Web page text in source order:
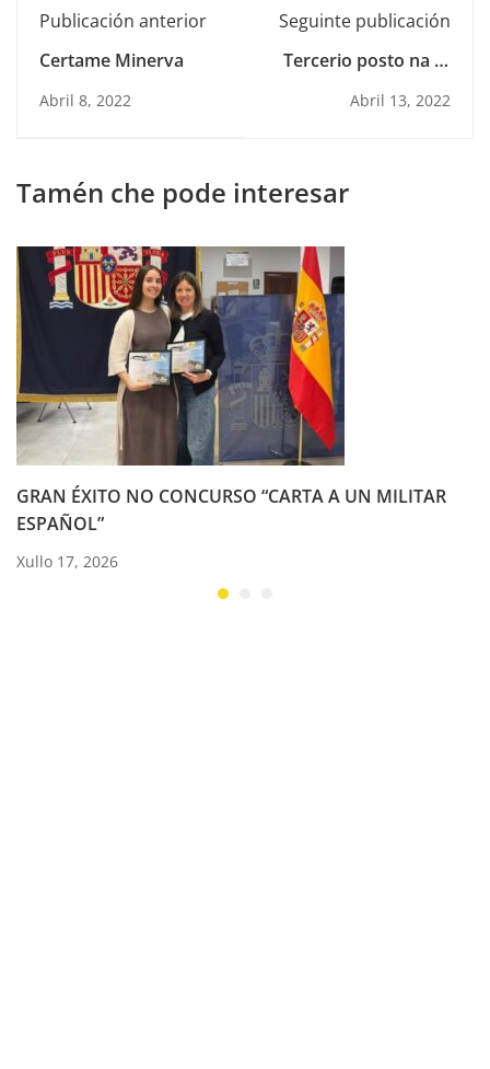
Publicación anterior
Certame Minerva
Abril 8, 2022
Seguinte publicación
Tercerio posto na IX
de Galicia
Abril 13, 2022
Tamén che pode interesar
GRAN ÉXITO NO CONCURSO “CARTA A UN MILITAR
ESPAÑOL”
Xullo 17, 2026